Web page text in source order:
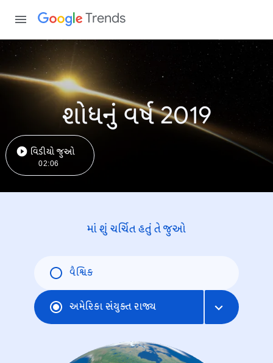
Trends
શોધનું વર્ષ 2019
વિડીયો જુઓ
02:06
માં શું ચર્ચિત હતું તે જુઓ
વૈશ્વિક
અમેરિકા સંયુક્ત રાજ્ય